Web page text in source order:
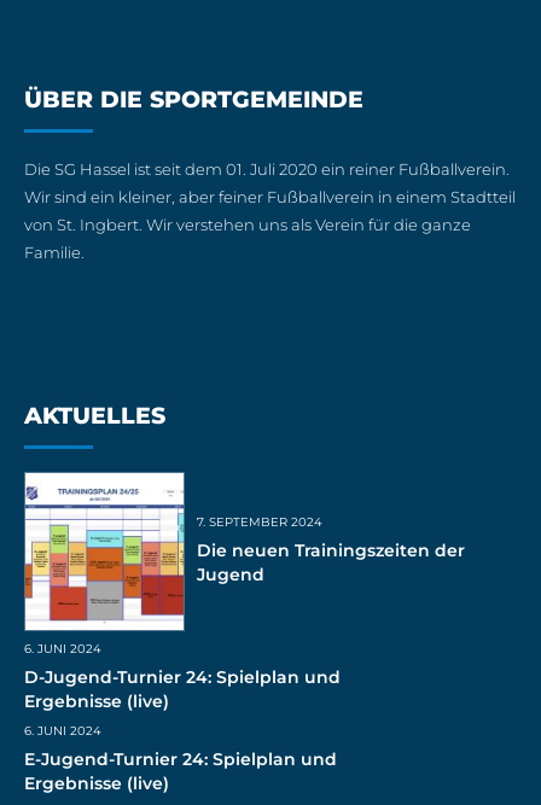
ÜBER DIE SPORTGEMEINDE
Die SG Hassel ist seit dem 01. Juli 2020 ein reiner Fußballverein.
Wir sind ein kleiner, aber feiner Fußballverein in einem Stadtteil
von St. Ingbert. Wir verstehen uns als Verein für die ganze
Familie.
AKTUELLES
7. SEPTEMBER 2024
Die neuen Trainingszeiten der
Jugend
6. JUNI 2024
D-Jugend-Turnier 24: Spielplan und
Ergebnisse (live)
6. JUNI 2024
E-Jugend-Turnier 24: Spielplan und
Ergebnisse (live)